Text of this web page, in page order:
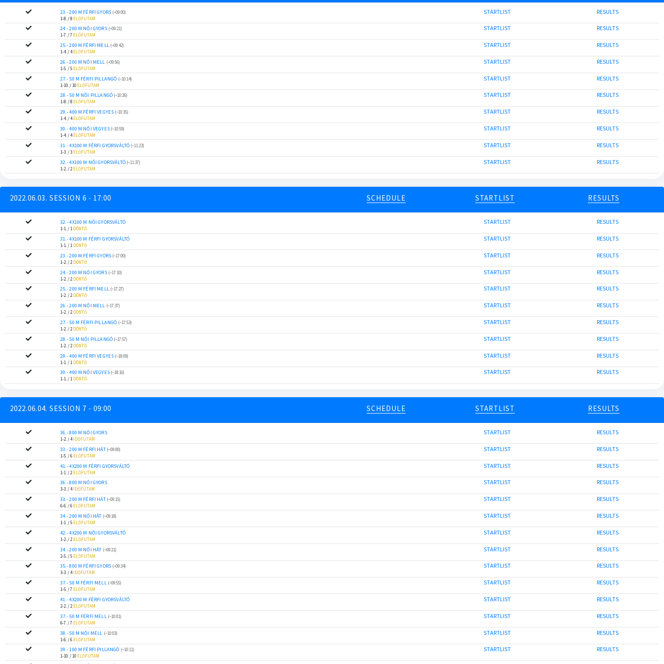
23.- 200 M FÉRFI GYORS (~09:00)
1-8. / 8 ELŐFUTAM
STARTLIST RESULTS
24.- 200 M NŐI GYORS (~09:21)
1-7. / 7 ELŐFUTAM
STARTLIST RESULTS
25.- 200 M FÉRFI MELL (~09:42)
1-4. / 4ELŐFUTAM
STARTLIST RESULTS
26.- 200 M NŐI MELL (~09:56)
1-5. / 5 ELŐFUTAM
STARTLIST RESULTS
27.- 50 M FÉRFI PILLANGÓ (~10:14)
1-10. / 10 ELŐFUTAM
STARTLIST RESULTS
28.- 50 M NŐI PILLANGÓ (~10:26)
1-8. / 8 ELŐFUTAM
STARTLIST RESULTS
29.- 400 M FÉRFI VEGYES (~10:35)
1-4. / 4ELŐFUTAM
STARTLIST RESULTS
30.- 400 M NŐI VEGYES (~10:59)
1-4. / 4ELŐFUTAM
STARTLIST RESULTS
31.- 4X100 M FÉRFI GYORSVÁLTÓ (~11:23)
1-3. / 3 ELŐFUTAM
STARTLIST RESULTS
32.- 4X100 M NŐI GYORSVÁLTÓ (~11:37)
1-2. / 2 ELŐFUTAM
STARTLIST RESULTS
2022.06.03. SESSION 6 - 17:00 SCHEDULE STARTLIST RESULTS
32.- 4X100 M NŐI GYORSVÁLTÓ
1-1. / 1 DÖNTŐ
STARTLIST RESULTS
31.- 4X100 M FÉRFI GYORSVÁLTÓ
1-1. / 1 DÖNTŐ
STARTLIST RESULTS
23.- 200 M FÉRFI GYORS (~17:00)
1-2. / 2 DÖNTŐ
STARTLIST RESULTS
24.- 200 M NŐI GYORS (~17:10)
1-2. / 2 DÖNTŐ
STARTLIST RESULTS
25.- 200 M FÉRFI MELL (~17:27)
1-2. / 2 DÖNTŐ
STARTLIST RESULTS
26.- 200 M NŐI MELL (~17:37)
1-2. / 2DÖNTŐ
STARTLIST RESULTS
27.- 50 M FÉRFI PILLANGÓ (~17:53)
1-2. / 2 DÖNTŐ
STARTLIST RESULTS
28.- 50 M NŐI PILLANGÓ (~17:57)
1-2. / 2 DÖNTŐ
STARTLIST RESULTS
29.- 400 M FÉRFI VEGYES (~18:09)
1-1. / 1 DÖNTŐ
STARTLIST RESULTS
30.- 400 M NŐI VEGYES (~18:16)
1-1. / 1 DÖNTŐ
STARTLIST RESULTS
2022.06.04. SESSION 7 - 09:00 SCHEDULE STARTLIST RESULTS
36.- 800 M NŐI GYORS
1-2. / 4IDŐFUTAM
STARTLIST RESULTS
33.- 200 M FÉRFI HÁT (~09:00)
1-5. / 6 ELŐFUTAM
STARTLIST RESULTS
41.- 4X200 M FÉRFI GYORSVÁLTÓ
1-1. / 2 ELŐFUTAM
STARTLIST RESULTS
36.- 800 M NŐI GYORS
3-3. / 4 IDŐFUTAM
STARTLIST RESULTS
33.- 200 M FÉRFI HÁT (~09:15)
6-6. / 6 ELŐFUTAM
STARTLIST RESULTS
34.- 200 M NŐI HÁT (~09:18)
1-1. / 5 ELŐFUTAM
STARTLIST RESULTS
42.- 4X200 M NŐI GYORSVÁLTÓ
1-2. / 2 ELŐFUTAM
STARTLIST RESULTS
34.- 200 M NŐI HÁT (~09:21)
2-5. / 5 ELŐFUTAM
STARTLIST RESULTS
35.- 800 M FÉRFI GYORS (~09:34)
3-3. / 4 IDŐFUTAM
STARTLIST RESULTS
37.- 50 M FÉRFI MELL (~09:55)
1-5. / 7 ELŐFUTAM
STARTLIST RESULTS
41.- 4X200 M FÉRFI GYORSVÁLTÓ
2-2. / 2 ELŐFUTAM
STARTLIST RESULTS
37.- 50 M FÉRFI MELL (~10:01)
6-7. / 7 ELŐFUTAM
STARTLIST RESULTS
38.- 50 M NŐI MELL
(~10:03)
1-6. / 6 ELŐFUTAM
STARTLIST RESULTS
39.- 100 M FÉRFI PILLANGÓ (~10:11)
1-10. / 10 ELŐFUTAM
STARTLIST RESULTS